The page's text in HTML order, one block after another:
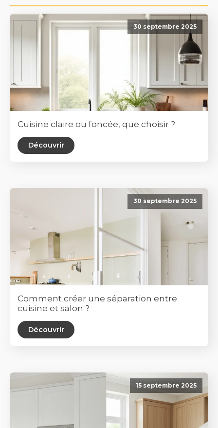
30 septembre 2025
Cuisine claire ou foncée, que choisir ?
Découvrir
30 septembre 2025
Comment créer une séparation entre
cuisine et salon ?
Découvrir
15 septembre 2025